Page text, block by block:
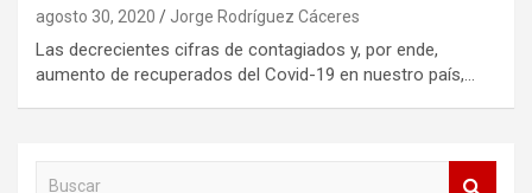
agosto 30, 2020 Jorge Rodríguez Cáceres
Las decrecientes cifras de contagiados y, por ende,
aumento de recuperados del Covid-19 en nuestro país,…